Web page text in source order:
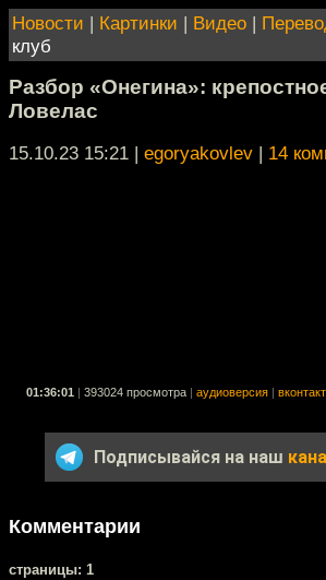
Новости | Картинки | Видео |
клуб
Разбор «Онегина»:
Ловелас
15.10.23 15:21 | egoryakovlev | 14
01:36:01 393024 просмотра аудиоверсия
Подписывайся на наш
Комментарии
cтраницы: 1